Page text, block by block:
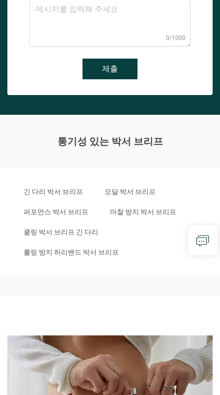
0/1000
제출
통기성 있는 박서 브리프
긴 다리 박서 브리프 모달 박서 브리프
퍼포먼스 박서 브리프 마찰 방지 박서 브리프
쿨링 박서 브리프 긴 다리
롤링 방지 허리밴드 박서 브리프